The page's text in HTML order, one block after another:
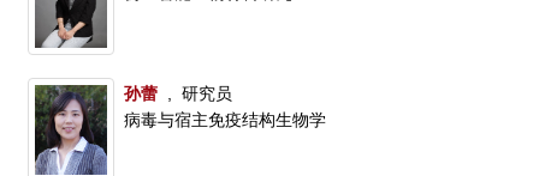
孙蕾 , 研究员
病毒与宿主免疫结构生物学